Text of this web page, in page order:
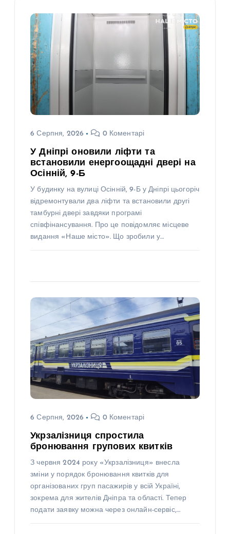
6 Серпня, 2026 0 Коментарі
У Дніпрі оновили ліфти та
встановили енергоощадні двері на
Осінній, 9-Б
У будинку на вулиці Осінній, 9-Б у Дніпрі цьогоріч
відремонтували два ліфти та встановили другі
тамбурні двері завдяки програмі
співфінансування. Про це повідомляє місцеве
видання «Наше місто». Що зробили у…
6 Серпня, 2026 0 Коментарі
Укрзалізниця спростила
бронювання групових квитків
З червня 2024 року «Укрзалізниця» внесла
зміни у порядок бронювання квитків для
організованих груп пасажирів у всій Україні,
зокрема для жителів Дніпра та області. Тепер
подати заявку можна через онлайн-сервіс,…